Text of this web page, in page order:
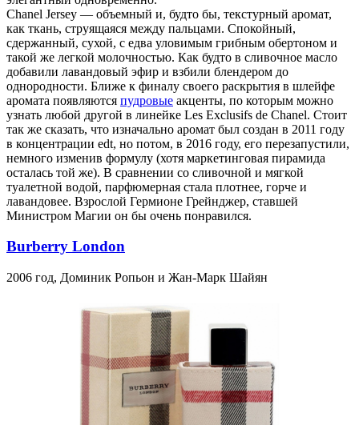
Chanel Jersey — объемный и, будто бы, текстурный аромат,
как ткань, струящаяся между пальцами. Спокойный,
сдержанный, сухой, с едва уловимым грибным обертоном и
такой же легкой молочностью. Как будто в сливочное масло
добавили лавандовый эфир и взбили блендером до
однородности. Ближе к финалу своего раскрытия в шлейфе
аромата появляются пудровые акценты, по которым можно
узнать любой другой в линейке Les Exclusifs de Chanel. Стоит
так же сказать, что изначально аромат был создан в 2011 году
в концентрации edt, но потом, в 2016 году, его перезапустили,
немного изменив формулу (хотя маркетинговая пирамида
осталась той же). В сравнении со сливочной и мягкой
туалетной водой, парфюмерная стала плотнее, горче и
лавандовее. Взрослой Гермионе Грейнджер, ставшей
Министром Магии он бы очень понравился.
Burberry London
2006 год, Доминик Ропьон и Жан-Марк Шайян